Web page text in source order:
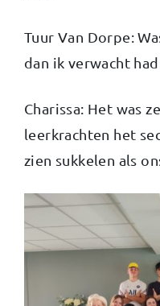
Tuur Van Dorpe:
dan ik verwacht
Charissa: Het was
leerkrachten het
zien sukkelen als